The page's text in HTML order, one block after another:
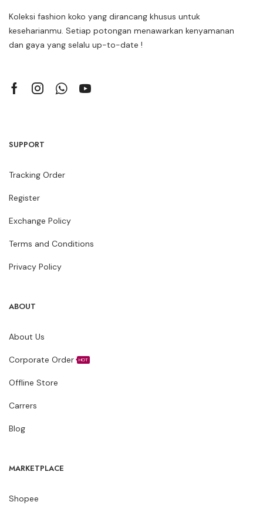
Koleksi fashion koko yang dirancang khusus untuk
keseharianmu. Setiap potongan menawarkan kenyamanan
dan gaya yang selalu up-to-date !
SUPPORT
Tracking Order
Register
Exchange Policy
Terms and Conditions
Privacy Policy
ABOUT
About Us
Corporate Order HOT
Offline Store
Carrers
Blog
MARKETPLACE
Shopee